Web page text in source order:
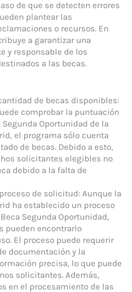
de que se detecten errores
plantear las
o recursos. En
a garantizar una
y responsable de los
a las becas.
de becas disponibles:
comprobar la puntuación
Segunda Oportunidad de la
el programa sólo cuenta
de becas. Debido a esto,
solicitantes elegibles no
debido a la falta de
de solicitud: Aunque la
ha establecido un proceso
Segunda Oportunidad,
pueden encontrarlo
El proceso puede requerir
documentación y la
precisa, lo que puede
solicitantes. Además,
en el procesamiento de las